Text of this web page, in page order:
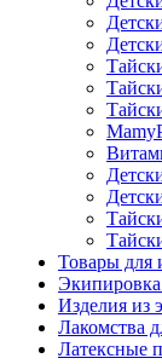
Товары для
Экипировка
Изделия из
Лакомства
Латексные